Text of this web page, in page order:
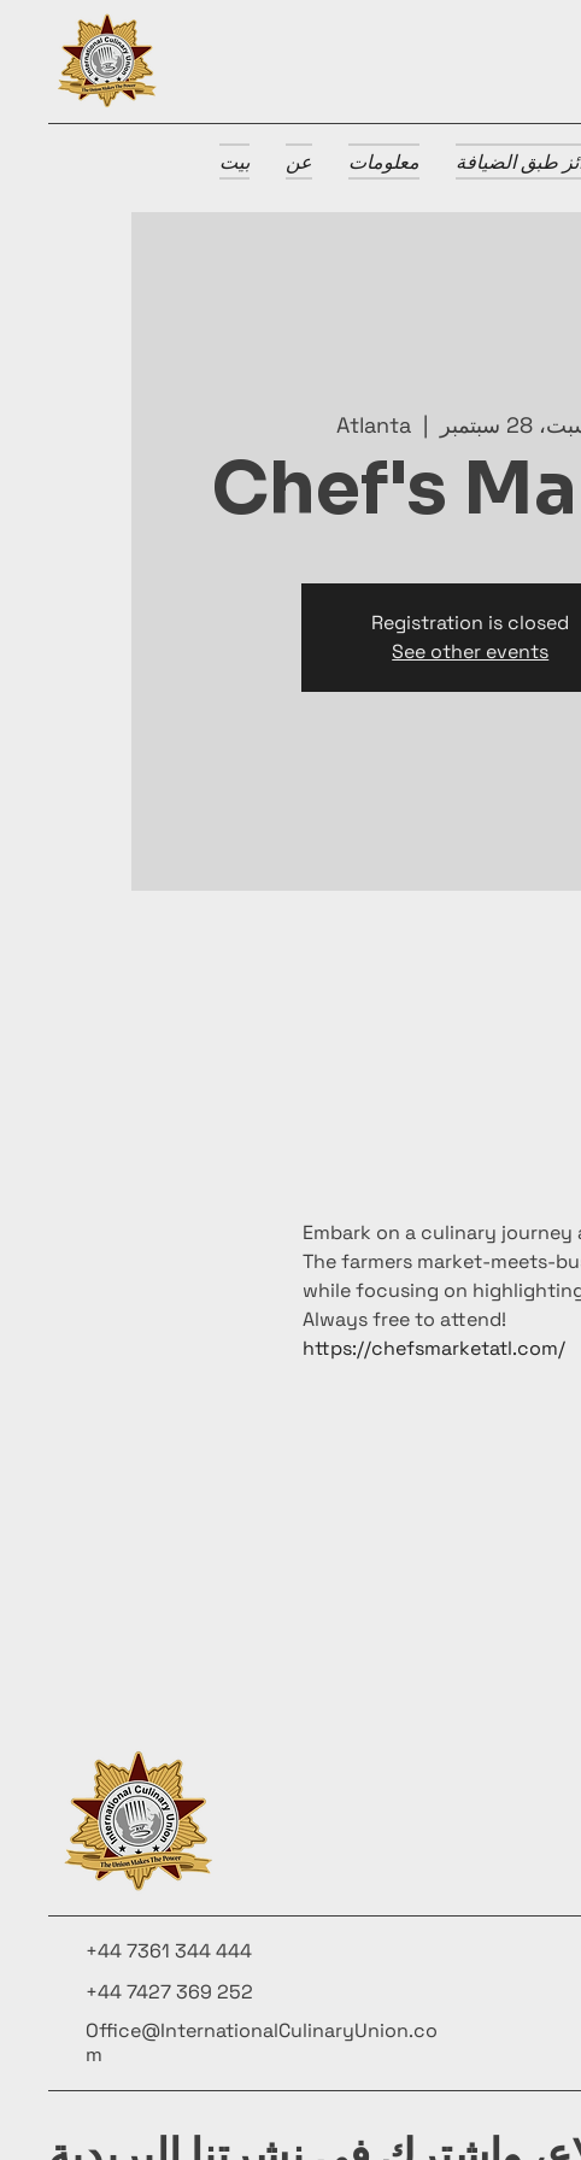
بيت عن معلومات طبق الضيافة
28 سبتمبر
  |
Atlanta
Chef's
Registration is closed
See other events
Embark on a culinary journey
The farmers market-meets-
while focusing on
Always free to attend!
https://chefsmarketatl.com/
+44 7361 344 444
+44 7427 369 252
Office@InternationalCulinaryUnion.co
m